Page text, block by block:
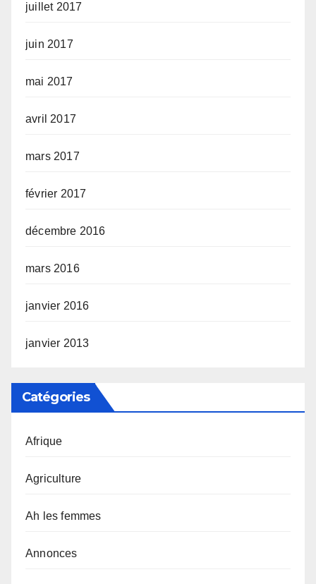
juillet 2017
juin 2017
mai 2017
avril 2017
mars 2017
février 2017
décembre 2016
mars 2016
janvier 2016
janvier 2013
Catégories
Afrique
Agriculture
Ah les femmes
Annonces